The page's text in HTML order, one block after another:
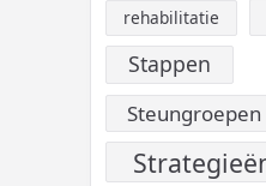
rehabilitatie
Stappen
Steungroepen